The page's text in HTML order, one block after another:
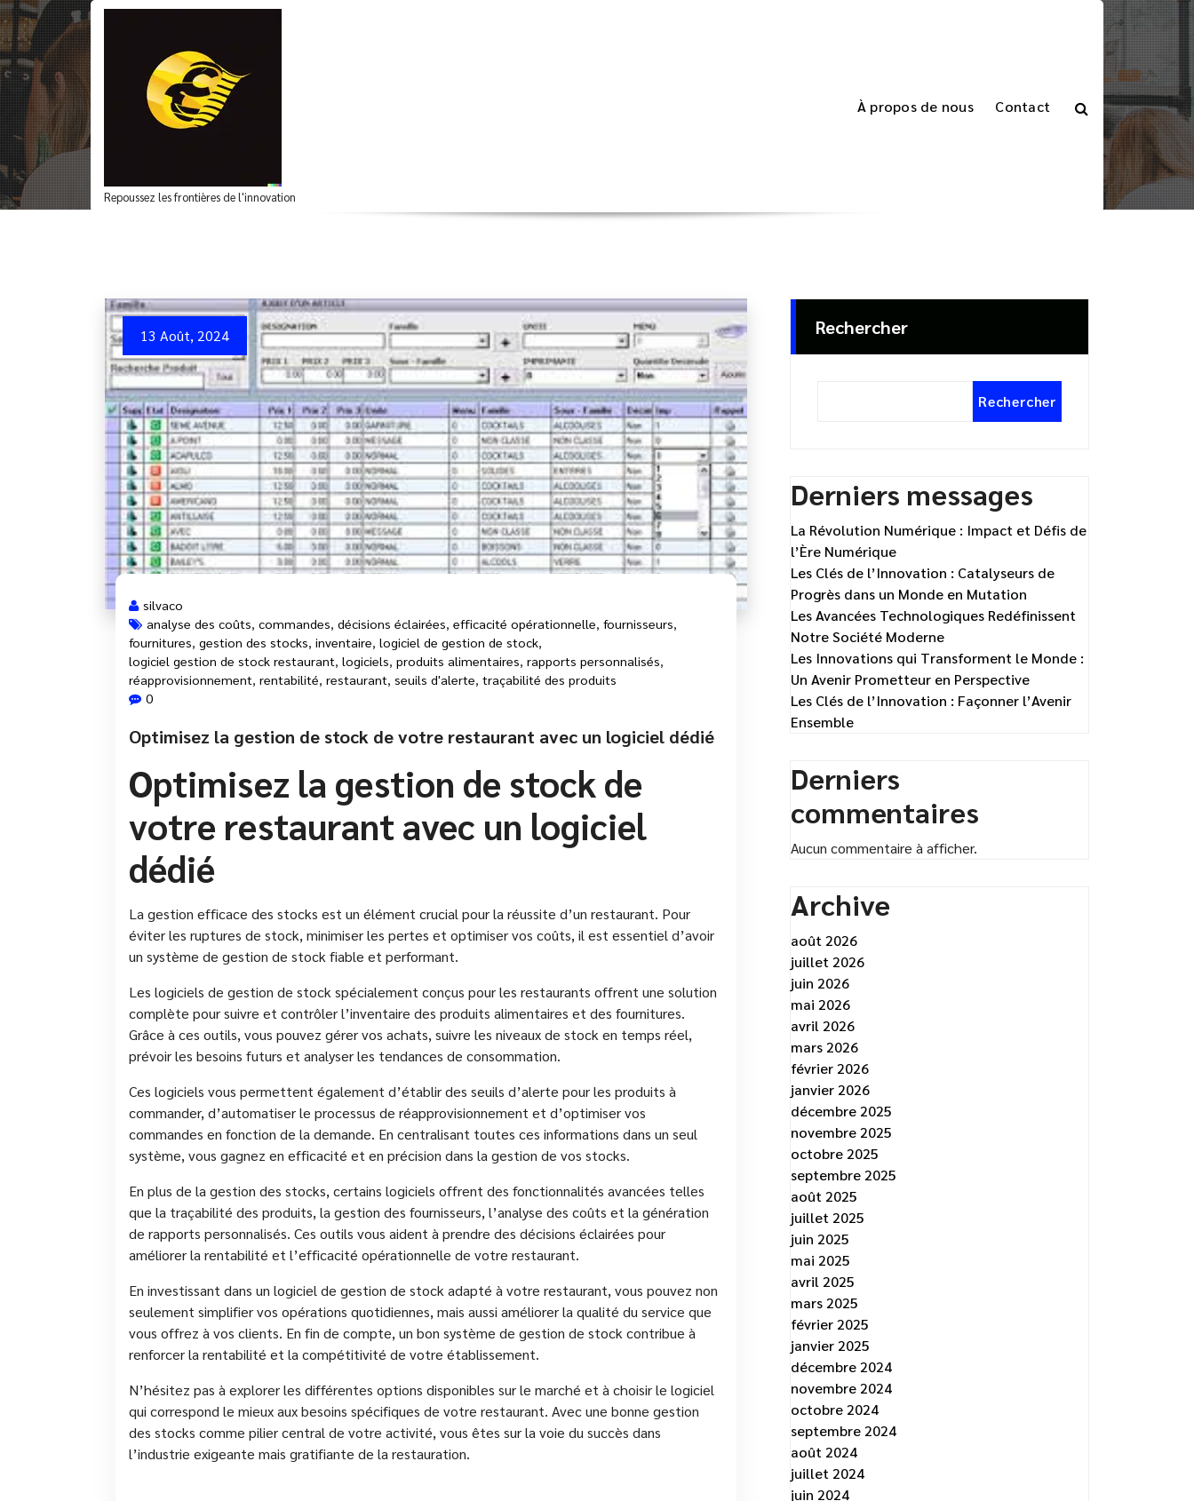
Aller
au
contenu
Repoussez les frontières de l'innovation
À propos de nous Contact
Optimisez la gestion de stock de votre restaurant avec un logiciel dédié
13 Août, 2024
silvaco
analyse des coûts, commandes, décisions éclairées, efficacité opérationnelle, fournisseurs,
fournitures, gestion des stocks, inventaire, logiciel de gestion de stock,
logiciel gestion de stock restaurant, logiciels, produits alimentaires, rapports personnalisés,
réapprovisionnement, rentabilité, restaurant, seuils d'alerte, traçabilité des produits
0
Optimisez la gestion de stock de votre restaurant avec un logiciel dédié
Optimisez la gestion de stock de
votre restaurant avec un logiciel
dédié
La gestion efficace des stocks est un élément crucial pour la réussite d’un restaurant. Pour
éviter les ruptures de stock, minimiser les pertes et optimiser vos coûts, il est essentiel d’avoir
un système de gestion de stock fiable et performant.
Les logiciels de gestion de stock spécialement conçus pour les restaurants offrent une solution
complète pour suivre et contrôler l’inventaire des produits alimentaires et des fournitures.
Grâce à ces outils, vous pouvez gérer vos achats, suivre les niveaux de stock en temps réel,
prévoir les besoins futurs et analyser les tendances de consommation.
Ces logiciels vous permettent également d’établir des seuils d’alerte pour les produits à
commander, d’automatiser le processus de réapprovisionnement et d’optimiser vos
commandes en fonction de la demande. En centralisant toutes ces informations dans un seul
système, vous gagnez en efficacité et en précision dans la gestion de vos stocks.
En plus de la gestion des stocks, certains logiciels offrent des fonctionnalités avancées telles
que la traçabilité des produits, la gestion des fournisseurs, l’analyse des coûts et la génération
de rapports personnalisés. Ces outils vous aident à prendre des décisions éclairées pour
améliorer la rentabilité et l’efficacité opérationnelle de votre restaurant.
En investissant dans un logiciel de gestion de stock adapté à votre restaurant, vous pouvez non
seulement simplifier vos opérations quotidiennes, mais aussi améliorer la qualité du service que
vous offrez à vos clients. En fin de compte, un bon système de gestion de stock contribue à
renforcer la rentabilité et la compétitivité de votre établissement.
N’hésitez pas à explorer les différentes options disponibles sur le marché et à choisir le logiciel
qui correspond le mieux aux besoins spécifiques de votre restaurant. Avec une bonne gestion
des stocks comme pilier central de votre activité, vous êtes sur la voie du succès dans
l’industrie exigeante mais gratifiante de la restauration.
Rechercher
Rechercher
Derniers messages
La Révolution Numérique : Impact et Défis de
l’Ère Numérique
Les Clés de l’Innovation : Catalyseurs de
Progrès dans un Monde en Mutation
Les Avancées Technologiques Redéfinissent
Notre Société Moderne
Les Innovations qui Transforment le Monde :
Un Avenir Prometteur en Perspective
Les Clés de l’Innovation : Façonner l’Avenir
Ensemble
Derniers
commentaires
Aucun commentaire à afficher.
Archive
août 2026
juillet 2026
juin 2026
mai 2026
avril 2026
mars 2026
février 2026
janvier 2026
décembre 2025
novembre 2025
octobre 2025
septembre 2025
août 2025
juillet 2025
juin 2025
mai 2025
avril 2025
mars 2025
février 2025
janvier 2025
décembre 2024
novembre 2024
octobre 2024
septembre 2024
août 2024
juillet 2024
juin 2024